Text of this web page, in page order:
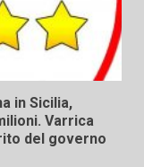
in Sicilia,
Varrica
del governo